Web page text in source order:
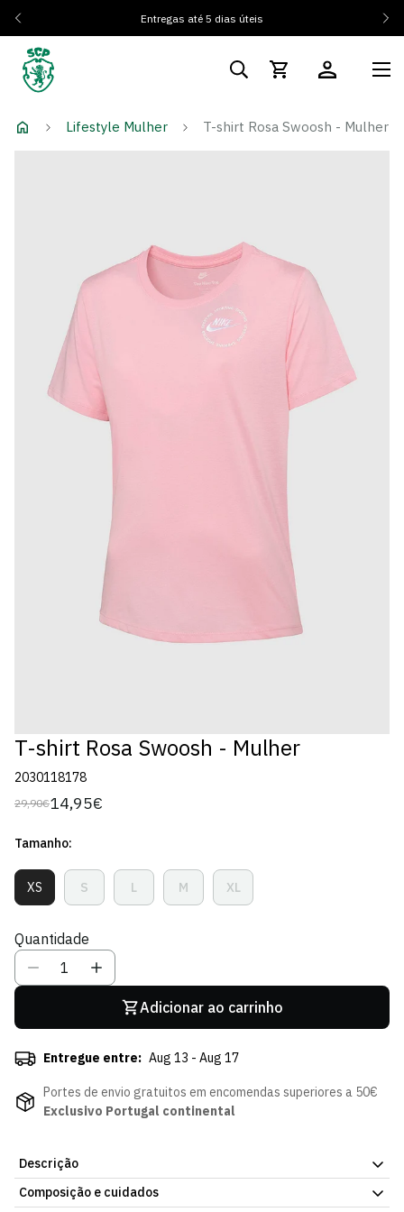
Entregas até 5 dias úteis
Lifestyle Mulher T-shirt Rosa Swoosh - Mulher
T-shirt Rosa Swoosh - Mulher
2030118178
Preço
29,90€
Preço
venda
14,95€
Tamanho:
XSVariante
Esgotada
Indisponível
SVariante
Esgotada
Indisponível
LVariante
Esgotada
MVariante
Esgotada
XL
Variante
Esgotada
Quantidade
Adicionar ao carrinho
Entregue entre: Aug 13 - Aug 17
Portes de envio gratuitos em encomendas superiores a 50€
Exclusivo Portugal continental
Descrição
T-shirt Rosa Swoosh - Mulher. Uma peça fácil de usar, dentro ou
Composição e cuidados